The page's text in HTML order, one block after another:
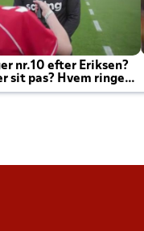
nr.10 efter Eriksen?
sit pas? Hvem ringer
efter kampe?